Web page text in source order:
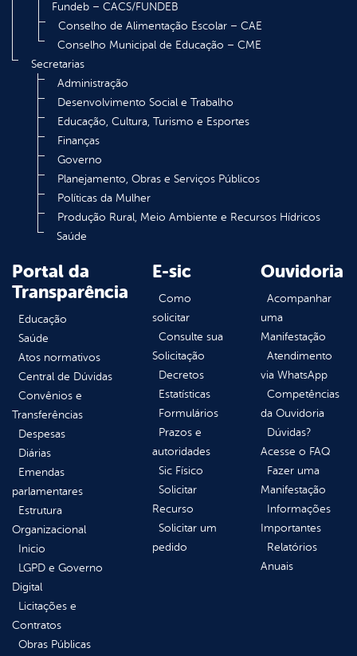
Fundeb – CACS/FUNDEB
Conselho de Alimentação Escolar – CAE
Conselho Municipal de Educação – CME
Secretarias
Administração
Desenvolvimento Social e Trabalho
Educação, Cultura, Turismo e Esportes
Finanças
Governo
Planejamento, Obras e Serviços Públicos
Políticas da Mulher
Produção Rural, Meio Ambiente e Recursos Hídricos
Saúde
Portal da
Transparência
Educação
Saúde
Atos normativos
Central de Dúvidas
Convênios e
Transferências
Despesas
Diárias
Emendas
parlamentares
Estrutura
Organizacional
Inicio
LGPD e Governo
Digital
Licitações e
Contratos
Obras Públicas
E-sic
Como
solicitar
Consulte sua
Solicitação
Decretos
Estatísticas
Formulários
Prazos e
autoridades
Sic Físico
Solicitar
Recurso
Solicitar um
pedido
Ouvidoria
Acompanhar
uma
Manifestação
Atendimento
via WhatsApp
Competências
da Ouvidoria
Dúvidas?
Acesse o FAQ
Fazer uma
Manifestação
Informações
Importantes
Relatórios
Anuais